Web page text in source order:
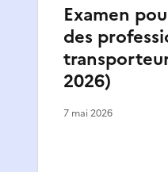
Examen
des
2026)
7 mai 2026